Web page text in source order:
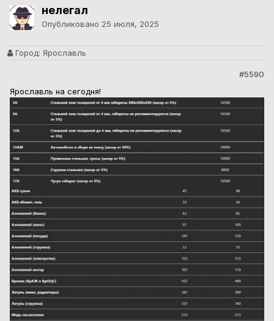
нелегал
Опубликовано 25 июля, 2025
Город: Ярославль
#5590
Ярославль на сегодня!